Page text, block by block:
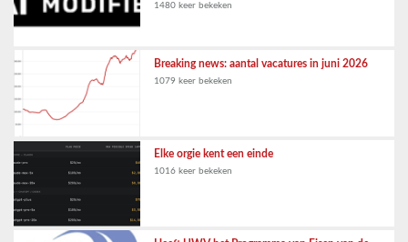
1480 keer bekeken
Breaking news: aantal vacatures in juni 2026
1079 keer bekeken
Elke orgie kent een einde
1016 keer bekeken